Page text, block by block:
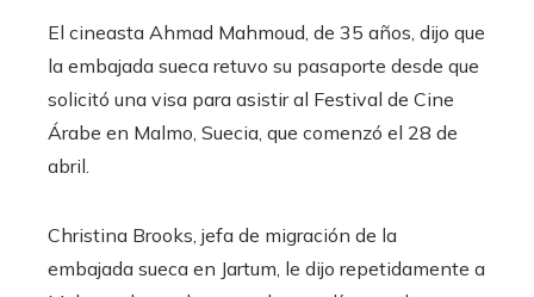
El cineasta Ahmad Mahmoud, de 35 años, dijo que
la embajada sueca retuvo su pasaporte desde que
solicitó una visa para asistir al Festival de Cine
Árabe en Malmo, Suecia, que comenzó el 28 de
abril.
Christina Brooks, jefa de migración de la
embajada sueca en Jartum, le dijo repetidamente a